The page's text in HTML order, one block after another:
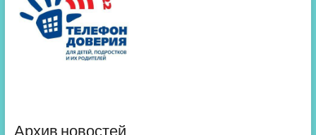
Архив новостей